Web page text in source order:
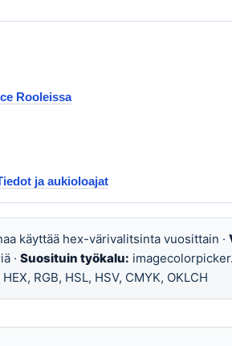
Rooleissa
ja aukioloajat
käyttää hex-värivalitsinta vuosittain ·
· Suosituin työkalu:
HEX, RGB, HSL, HSV, CMYK, OKLCH